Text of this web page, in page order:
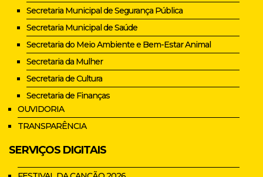
Secretaria Municipal de Segurança Pública
Secretaria Municipal de Saúde
Secretaria do Meio Ambiente e Bem-Estar Animal
Secretaria da Mulher
Secretaria de Cultura
Secretaria de Finanças
OUVIDORIA
TRANSPARÊNCIA
SERVIÇOS DIGITAIS